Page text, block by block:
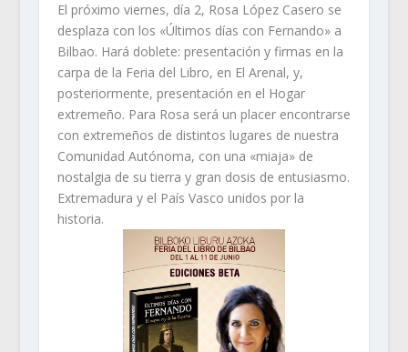
El próximo viernes, día 2, Rosa López Casero se
desplaza con los «Últimos días con Fernando» a
Bilbao. Hará doblete: presentación y firmas en la
carpa de la Feria del Libro, en El Arenal, y,
posteriormente, presentación en el Hogar
extremeño. Para Rosa será un placer encontrarse
con extremeños de distintos lugares de nuestra
Comunidad Autónoma, con una «miaja» de
nostalgia de su tierra y gran dosis de entusiasmo.
Extremadura y el País Vasco unidos por la
historia.